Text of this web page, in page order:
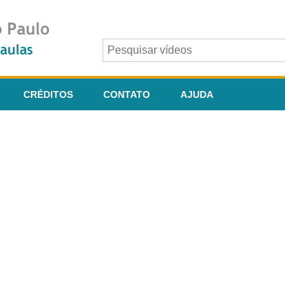
CRÉDITOS CONTATO AJUDA